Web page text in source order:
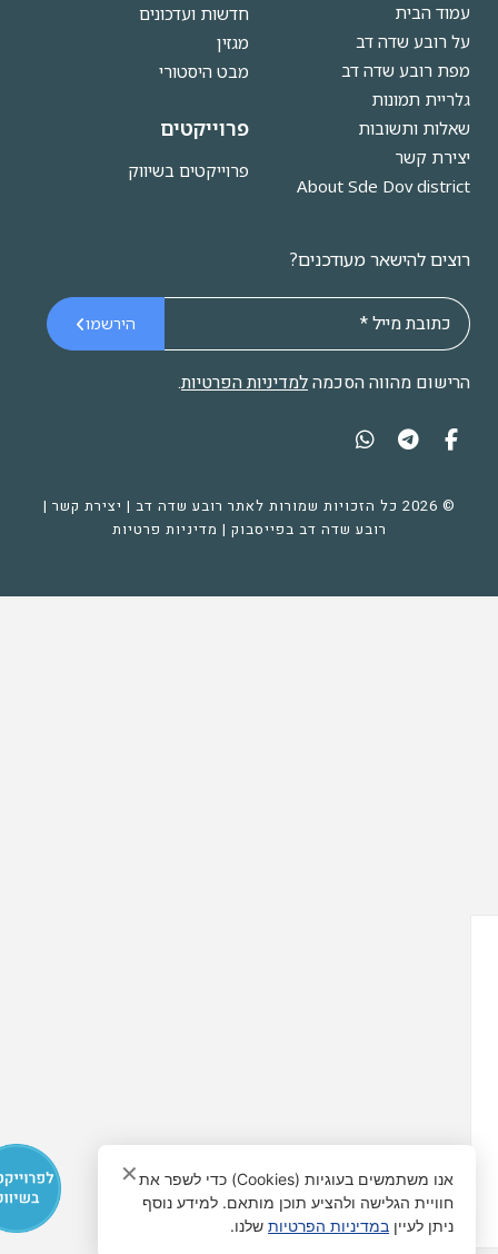
פתח סרגל נגישות
עמוד הבית
על רובע שדה דב
מפת רובע שדה דב
גלריית תמונות
שאלות ותשובות
יצירת קשר
About Sde Dov district
חדשות ועדכונים
מגזין
מבט היסטורי
פרוייקטים
פרוייקטים בשיווק
רוצים להישאר מעודכנים?
הירשמו
הרישום מהווה הסכמהלמדיניות הפרטיות.
יצירת קשר |
רובע שדה דב בפייסבוק|מדיניות פרטיות
אנו משתמשים בעוגיות (Cookies) כדי לשפר את
חוויית הגלישה ולהציע תוכן מותאם. למידע נוסף
ניתן לעייןבמדיניות הפרטיותשלנו.
✕